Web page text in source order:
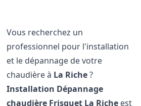
Vous recherchez un
professionnel pour l'installation
et le dépannage de votre
chaudière à La Riche?
Installation Dépannage
chaudière Frisquet La Riche est